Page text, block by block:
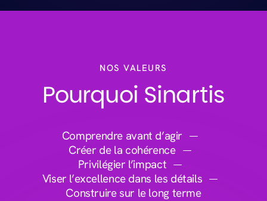
NOS VALEURS
Pourquoi Sinartis
Comprendre avant d’agir
Créer de la cohérence
Privilégier l’impact
Viser l’excellence dans les détails
Construire sur le long terme